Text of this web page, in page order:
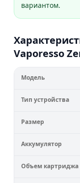
вариантом.
Vaporesso
Модель
Тип устройства
Размер
Аккумулятор
Объем картриджа